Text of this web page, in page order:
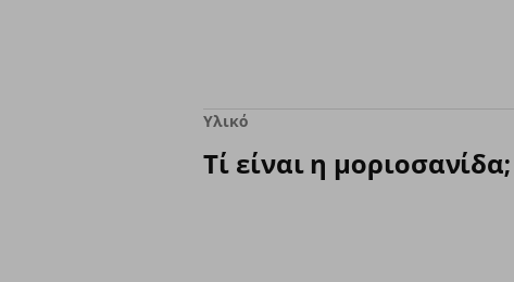
Υλικό
Τί είναι η μοριοσανίδα;